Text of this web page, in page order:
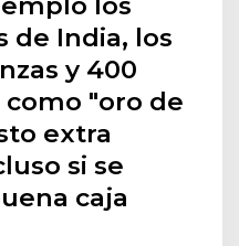
de India, los
y 400
"oro de
extra
si se
caja